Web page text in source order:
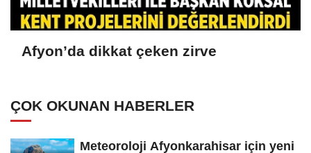
Afyon’da dikkat çeken zirve
ÇOK OKUNAN HABERLER
Meteoroloji Afyonkarahisar için yeni